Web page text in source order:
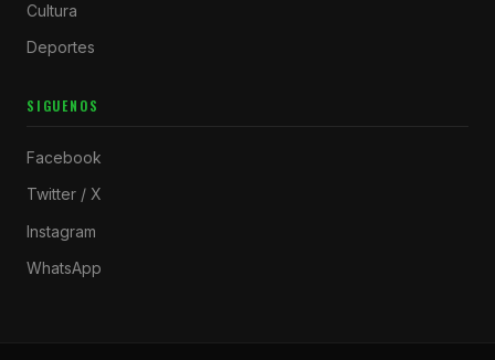
Cultura
Deportes
SIGUENOS
Facebook
Twitter / X
Instagram
WhatsApp